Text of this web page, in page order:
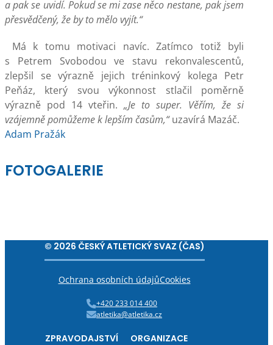
a pak se uvidí. Pokud se mi zase něco nestane, pak jsem
přesvědčený, že by to mělo vyjít.“
Má k tomu motivaci navíc. Zatímco totiž byli
s Petrem Svobodou ve stavu rekonvalescentů,
zlepšil se výrazně jejich tréninkový kolega Petr
Peňáz, který svou výkonnost stlačil poměrně
výrazně pod 14 vteřin. „Je to super. Věřím, že si
vzájemně pomůžeme k lepším časům,“uzavírá Mazáč.
Adam Pražák
FOTOGALERIE
© 2026 ČESKÝ ATLETICKÝ SVAZ (ČAS)
Ochrana osobních údajůCookies
+420 233 014 400
atletika@atletika.cz
ZPRAVODAJSTVÍ ORGANIZACE